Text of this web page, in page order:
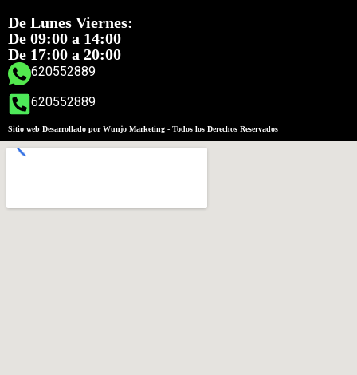
De Lunes Viernes:
De 09:00 a 14:00
De 17:00 a 20:00
620552889
620552889
Sitio web Desarrollado por Wunjo Marketing - Todos los Derechos Reservados